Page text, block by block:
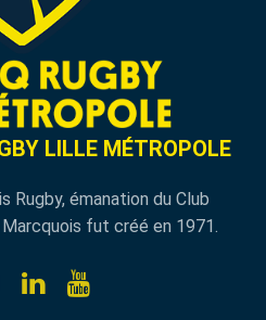
LILLE MÉTROPOLE
Rugby, émanation du Club
fut créé en 1971.